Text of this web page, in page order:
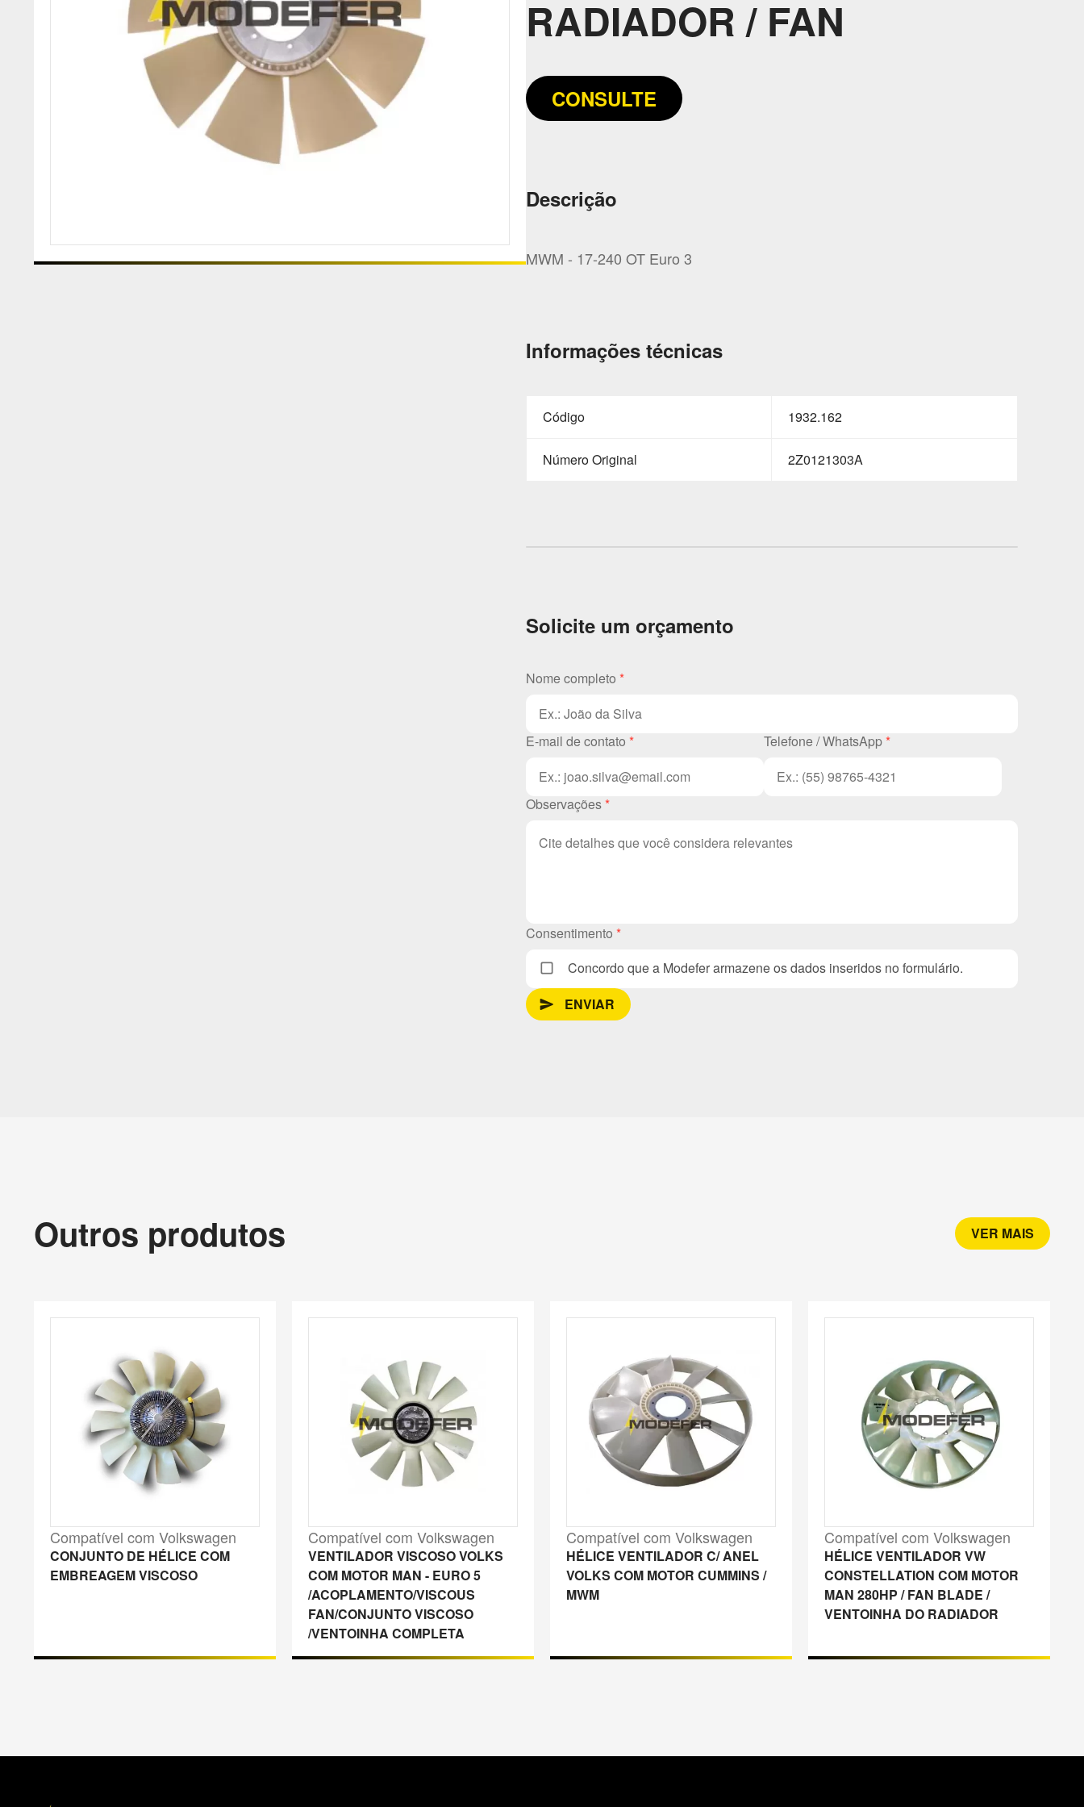
RADIADOR / FAN
CONSULTE
Descrição
MWM - 17-240 OT Euro 3
Informações técnicas
Código 1932.162
Número Original 2Z0121303A
Solicite um orçamento
Nome completo *
E-mail de contato * Telefone / WhatsApp *
Observações *
Consentimento *
Concordo que a Modefer armazene os dados inseridos no formulário.
send_messageENVIAR
Outros produtos VER MAIS
Compatível com Volkswagen
CONJUNTO DE HÉLICE COM
EMBREAGEM VISCOSO
Compatível com Volkswagen
VENTILADOR VISCOSO VOLKS
COM MOTOR MAN - EURO 5
/ACOPLAMENTO/VISCOUS
FAN/CONJUNTO VISCOSO
/VENTOINHA COMPLETA
Compatível com Volkswagen
HÉLICE VENTILADOR C/ ANEL
VOLKS COM MOTOR CUMMINS /
MWM
Compatível com Volkswagen
HÉLICE VENTILADOR VW
CONSTELLATION COM MOTOR
MAN 280HP / FAN BLADE /
VENTOINHA DO RADIADOR
M